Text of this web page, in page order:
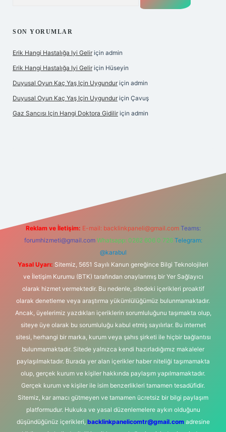
SON YORUMLAR
Erik Hangi Hastalığa Iyi Gelir için admin
Erik Hangi Hastalığa Iyi Gelir için Hüseyin
Duyusal Oyun Kaç Yaş Için Uygundur için admin
Duyusal Oyun Kaç Yaş Için Uygundur için Çavuş
Gaz Sancısı Için Hangi Doktora Gidilir için admin
Reklam ve İletişim: E-mail: backlinkpaneli@gmail.com Teams:
forumhizmeti@gmail.com Whatsapp: 0262 606 0 726 Telegram:
@karabul
Yasal Uyarı: Sitemiz, 5651 Sayılı Kanun gereğince Bilgi Teknolojileri
ve İletişim Kurumu (BTK) tarafından onaylanmış bir Yer Sağlayıcı
olarak hizmet vermektedir. Bu nedenle, sitedeki içerikleri proaktif
olarak denetleme veya araştırma yükümlülüğümüz bulunmamaktadır.
Ancak, üyelerimiz yazdıkları içeriklerin sorumluluğunu taşımakta olup,
siteye üye olarak bu sorumluluğu kabul etmiş sayılırlar. Bu internet
sitesi, herhangi bir marka, kurum veya şahıs şirketi ile hiçbir bağlantısı
bulunmamaktadır. Sitede yalnızca kendi hazırladığımız makaleler
paylaşılmaktadır. Burada yer alan içerikler haber niteliği taşımamakta
olup, gerçek kurum ve kişiler hakkında paylaşım yapılmamaktadır.
Gerçek kurum ve kişiler ile isim benzerlikleri tamamen tesadüfidir.
Sitemiz, kar amacı gütmeyen ve tamamen ücretsiz bir bilgi paylaşım
platformudur. Hukuka ve yasal düzenlemelere aykırı olduğunu
düşündüğünüz içerikleri, backlinkpanelicomtr@gmail.comadresine